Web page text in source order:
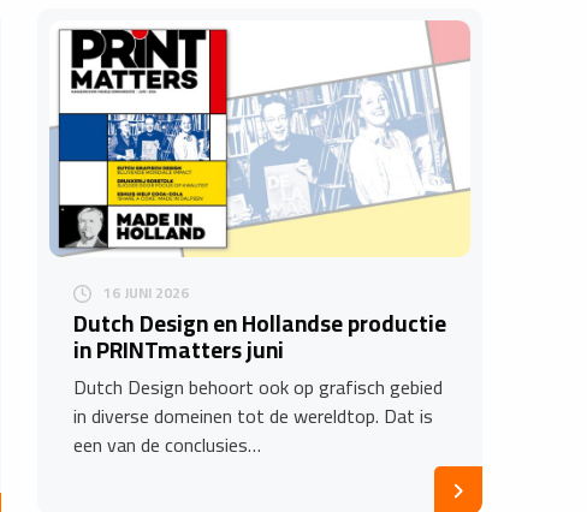
16 JUNI 2026
Dutch Design en Hollandse productie
in PRINTmatters juni
Dutch Design behoort ook op grafisch gebied
in diverse domeinen tot de wereldtop. Dat is
een van de conclusies…